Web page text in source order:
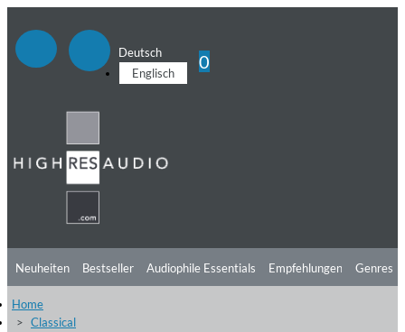
Deutsch
Englisch
0
Neuheiten Bestseller Audiophile Essentials Empfehlungen
Hörtipps
Genres
Home
Classical